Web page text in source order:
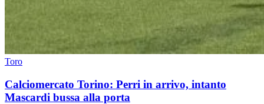
Toro
Calciomercato Torino: Perri in arrivo, intanto
Mascardi bussa alla porta